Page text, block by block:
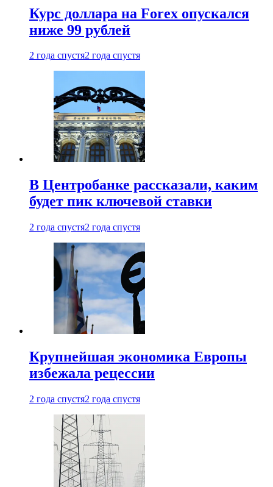
Курс доллара на Forex опускался
ниже 99 рублей
2 года спустя2 года спустя
В Центробанке рассказали, каким
будет пик ключевой ставки
2 года спустя2 года спустя
Крупнейшая экономика Европы
избежала рецессии
2 года спустя2 года спустя